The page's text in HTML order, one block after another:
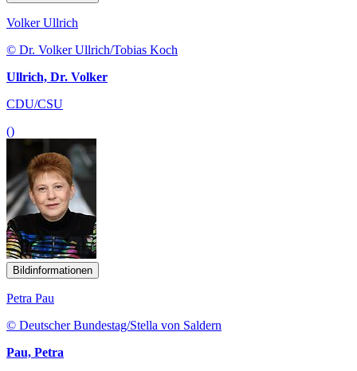
Volker Ullrich
© Dr. Volker Ullrich/Tobias Koch
Ullrich, Dr. Volker
CDU/CSU
()
Bildinformationen
Petra Pau
© Deutscher Bundestag/Stella von Saldern
Pau, Petra